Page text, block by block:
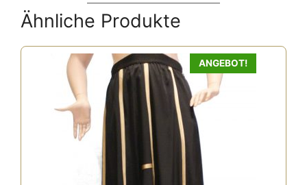
Ähnliche Produkte
ANGEBOT!